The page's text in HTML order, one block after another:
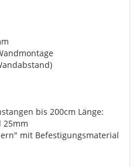
bis 200cm Länge:
25mm
mit Befestigungsmaterial